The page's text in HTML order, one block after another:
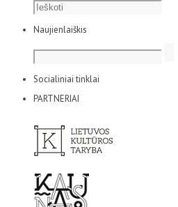
Naujienlaiškis
Socialiniai tinklai
PARTNERIAI